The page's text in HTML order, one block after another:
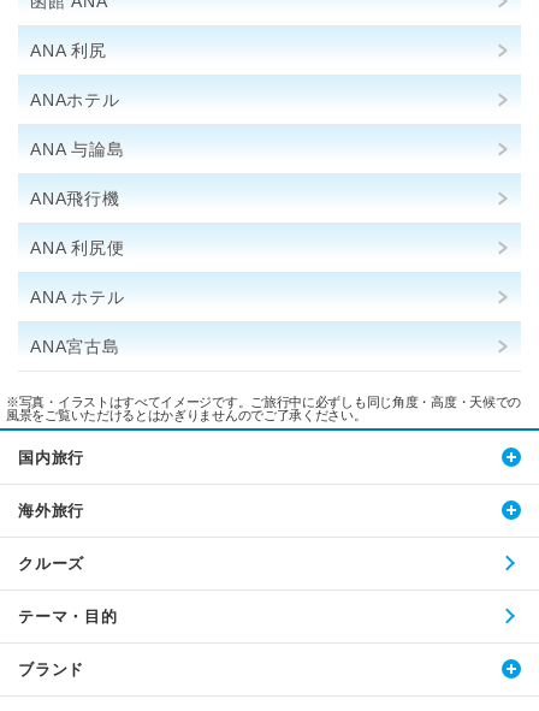
ANA 利尻
ANAホテル
ANA 与論島
ANA飛行機
ANA 利尻便
ANA ホテル
ANA宮古島
※写真・イラストはすべてイメージです。ご旅行中に必ずしも同じ角度・高度・天候での
風景をご覧いただけるとはかぎりませんのでご了承ください。
国内旅行
海外旅行
クルーズ
テーマ・目的
ブランド